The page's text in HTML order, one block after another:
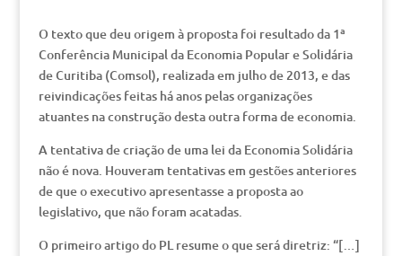
O texto que deu origem à proposta foi resultado da 1ª
Conferência Municipal da Economia Popular e Solidária
de Curitiba (Comsol), realizada em julho de 2013, e das
reivindicações feitas há anos pelas organizações
atuantes na construção desta outra forma de economia.
A tentativa de criação de uma lei da Economia Solidária
não é nova. Houveram tentativas em gestões anteriores
de que o executivo apresentasse a proposta ao
legislativo, que não foram acatadas.
O primeiro artigo do PL resume o que será diretriz: “[…]